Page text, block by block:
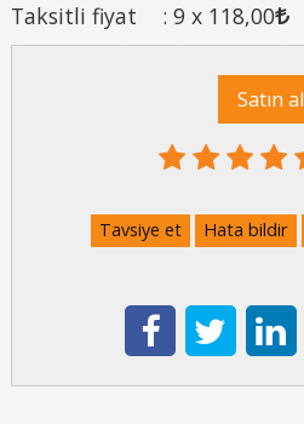
Taksitli fiyat
: 9 x 118,00
Satın al
Tavsiye et Hata bildir